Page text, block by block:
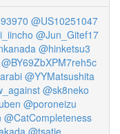
@US10251047
@Jun_Gitef17
@hinketsu3
@BY69ZbXPM7reh5c
@YYMatsushita
@sk8neko
@poroneizu
@CatCompleteness
@tsatie